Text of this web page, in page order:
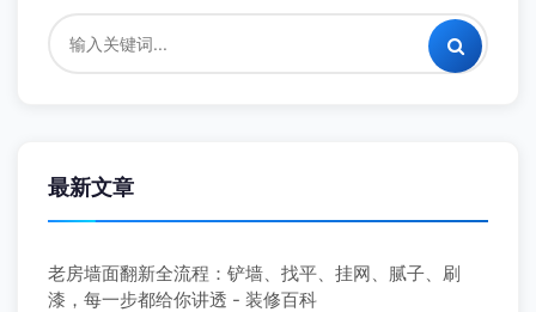
最新文章
老房墙面翻新全流程：铲墙、找平、挂网、腻子、刷
漆，每一步都给你讲透 - 装修百科